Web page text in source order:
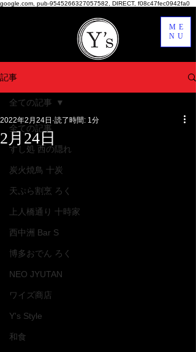
google.com, pub-9545266327057582, DIRECT, f08c47fec0942fa0
ME
NU
記事
全ての記事
すし処 西の隠れ
炭火焼鳥 十炭
天ぷら割烹 ろく
上人橋通り 十時家
西中洲 Bar S
博多おでん ろく
NEO JYUTAN
ワイズ商店
Y's Style
和食
全ての記事
2月24日
2022年2月24日 読了時間: 1分